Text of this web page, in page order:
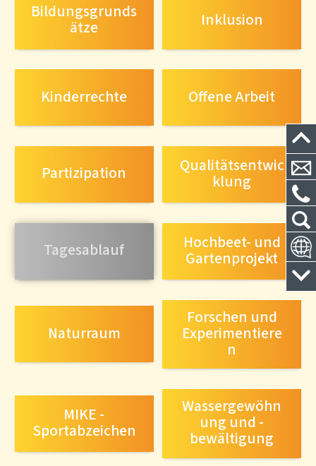
Bildungsgrunds
ätze Inklusion
Kinderrechte Offene Arbeit
Partizipation Qualitätsentwic
klung
Tagesablauf Hochbeet- und
Gartenprojekt
Naturraum
Forschen und
Experimentiere
n
MIKE -
Sportabzeichen
Wassergewöhn
ung und -
bewältigung